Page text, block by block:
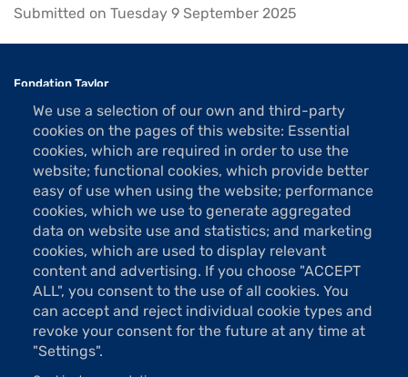
Submitted on Tuesday 9 September 2025
We use a selection of our own and third-party
cookies on the pages of this website: Essential
cookies, which are required in order to use the
website; functional cookies, which provide better
easy of use when using the website; performance
cookies, which we use to generate aggregated
data on website use and statistics; and marketing
cookies, which are used to display relevant
content and advertising. If you choose "ACCEPT
ALL", you consent to the use of all cookies. You
can accept and reject individual cookie types and
revoke your consent for the future at any time at
"Settings".
Fondation Taylor
1 rue La Bruyère
75009 Paris
Tel: 01 48 74 85 24
contact@taylor.fr
Acces: Metro Saint-Georges (line 12)
Bus 74, "Saint-Georges" stop
The show rooms are open Tuesday to Saturday from 13h to 19h
(except holidays).
Free entrance